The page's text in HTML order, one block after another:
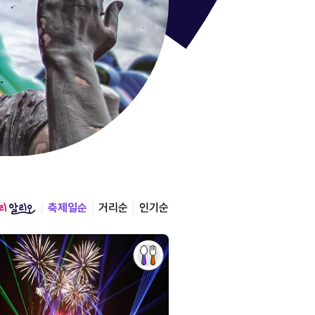
통영한
축제일순 거리순 인기순